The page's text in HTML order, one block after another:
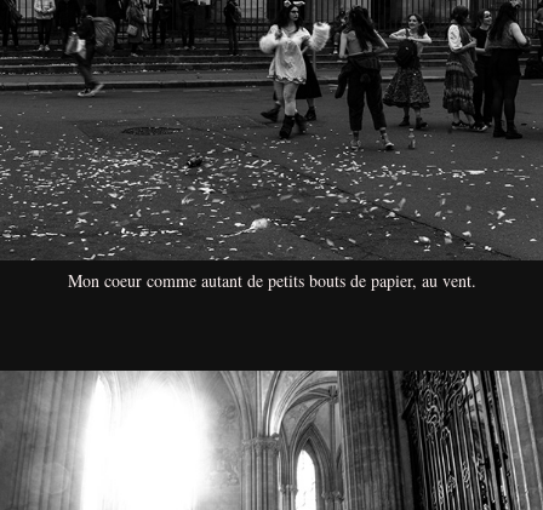
Mon coeur comme autant de petits bouts de papier, au vent.